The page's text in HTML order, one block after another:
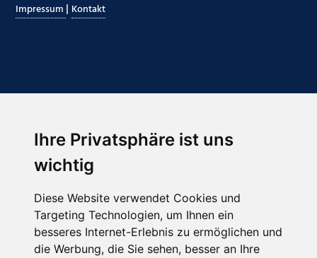
Ihre Privatsphäre ist uns
wichtig
Diese Website verwendet Cookies und
Targeting Technologien, um Ihnen ein
besseres Internet-Erlebnis zu ermöglichen und
die Werbung, die Sie sehen, besser an Ihre
Impressum | Kontakt
Abonnieren Sie unseren Newsletter
Email